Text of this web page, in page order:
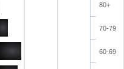
60-69
70-79
80+